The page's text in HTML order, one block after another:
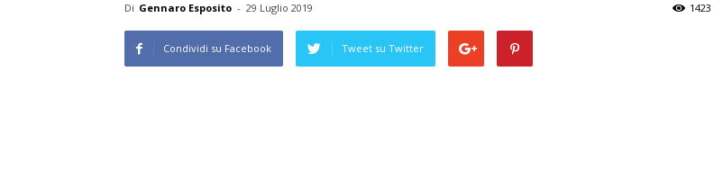
Di Gennaro Esposito - 29 Luglio 2019 1423
Condividi su Facebook Tweet su Twitter